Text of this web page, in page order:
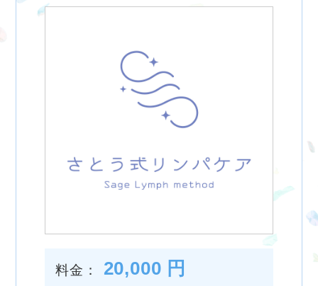
料金： 20,000 円